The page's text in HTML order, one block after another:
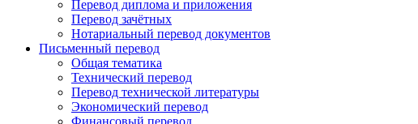
Перевод диплома и приложения
Перевод зачётных
Нотариальный перевод документов
Письменный перевод
Общая тематика
Технический перевод
Перевод технической литературы
Экономический перевод
Финансовый перевод